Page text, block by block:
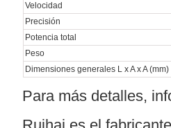
Velocidad
Precisión
Potencia total
Peso
Dimensiones generales L x A x A (mm)
Para más detalles,